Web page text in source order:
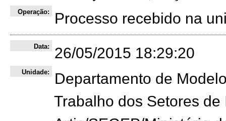
Operação: Processo recebido na
Data: 26/05/2015 18:29:20
Unidade:
Departamento de
Trabalho dos Setores